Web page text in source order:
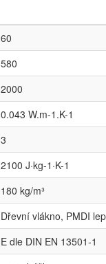
60
580
2000
0.043 W.m-1.K-1
3
2100 J·kg-1·K-1
180 kg/m³
Dřevní vlákno, PMDI
E dle DIN EN 13501-1